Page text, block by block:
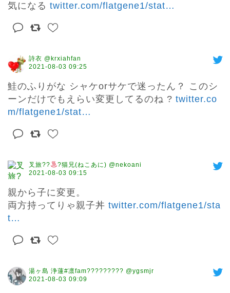
気になる twitter.com/flatgene1/stat…
詩衣 @krxiahfan
2021-08-03 09:25
鮭のふりがな シャケorサケで迷ったん？ このシ
ーンだけでもえらい変更してるのね ? twitter.co
m/flatgene1/stat…
叉旅??
?猫兄(ねこあに) @nekoani
2021-08-03 09:15
親から子に変更。
両方持ってりゃ親子丼 twitter.com/flatgene1/sta
t…
湯ヶ島 浄蓮#凛fam????????? @ygsmjr
2021-08-03 09:09